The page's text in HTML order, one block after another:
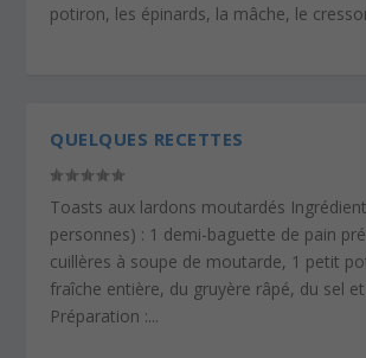
potiron, les épinards, la mâche, le
QUELQUES RECETTES
Toasts aux lardons moutardés
personnes) : 1 demi-baguette de pain
cuillères à soupe de moutarde, 1 petit
fraîche entière, du gruyère râpé, du sel
Préparation :...